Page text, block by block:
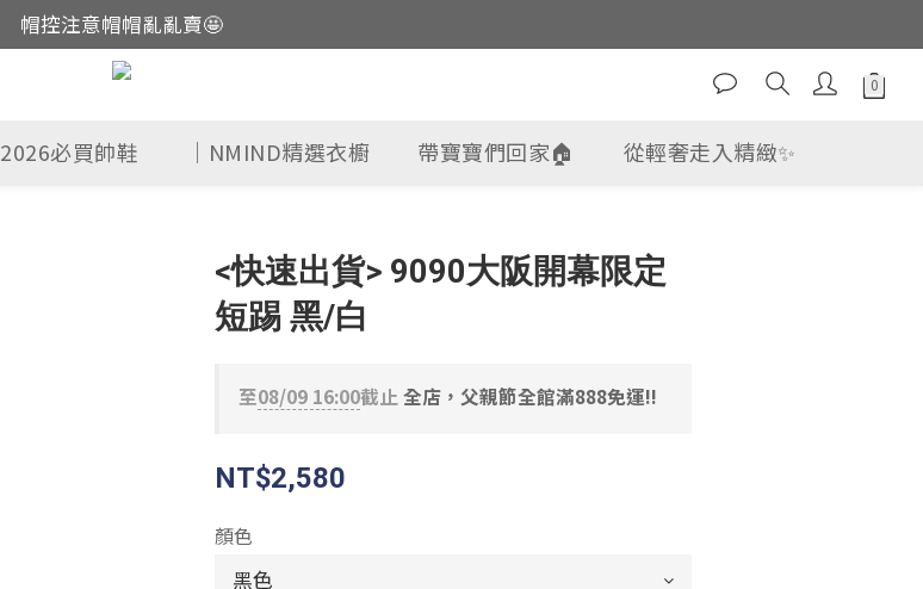
這裡現貨不用等👟
帽控注意帽帽亂亂賣🤩
這裡現貨不用等👟
2026必買帥鞋 ｜NMIND精選衣櫥 帶寶寶們回家🏠 從輕奢走入精緻✨
<快速出貨> 9090大阪開幕限定
短踢 黑/白
至08/09 16:00截止 全店，父親節全館滿888免運!!
NT$2,580
顏色